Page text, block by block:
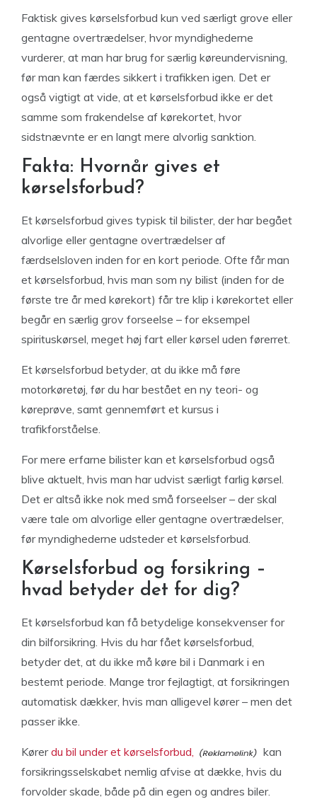
Faktisk gives kørselsforbud kun ved særligt grove eller
gentagne overtrædelser, hvor myndighederne
vurderer, at man har brug for særlig køreundervisning,
før man kan færdes sikkert i trafikken igen. Det er
også vigtigt at vide, at et kørselsforbud ikke er det
samme som frakendelse af kørekortet, hvor
sidstnævnte er en langt mere alvorlig sanktion.
Fakta: Hvornår gives et
kørselsforbud?
Et kørselsforbud gives typisk til bilister, der har begået
alvorlige eller gentagne overtrædelser af
færdselsloven inden for en kort periode. Ofte får man
et kørselsforbud, hvis man som ny bilist (inden for de
første tre år med kørekort) får tre klip i kørekortet eller
begår en særlig grov forseelse – for eksempel
spirituskørsel, meget høj fart eller kørsel uden førerret.
Et kørselsforbud betyder, at du ikke må føre
motorkøretøj, før du har bestået en ny teori- og
køreprøve, samt gennemført et kursus i
trafikforståelse.
For mere erfarne bilister kan et kørselsforbud også
blive aktuelt, hvis man har udvist særligt farlig kørsel.
Det er altså ikke nok med små forseelser – der skal
være tale om alvorlige eller gentagne overtrædelser,
før myndighederne udsteder et kørselsforbud.
Kørselsforbud og forsikring –
hvad betyder det for dig?
Et kørselsforbud kan få betydelige konsekvenser for
din bilforsikring. Hvis du har fået kørselsforbud,
betyder det, at du ikke må køre bil i Danmark i en
bestemt periode. Mange tror fejlagtigt, at forsikringen
automatisk dækker, hvis man alligevel kører – men det
passer ikke.
Kørerdu bil under et kørselsforbud,
kan
forsikringsselskabet nemlig afvise at dække, hvis du
forvolder skade, både på din egen og andres biler.